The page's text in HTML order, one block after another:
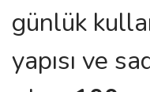
günlük
yapısı ve